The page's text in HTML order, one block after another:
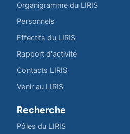
Organigramme du LIRIS
Personnels
Effectifs du LIRIS
Rapport d'activité
Contacts LIRIS
Venir au LIRIS
Recherche
Pôles du LIRIS